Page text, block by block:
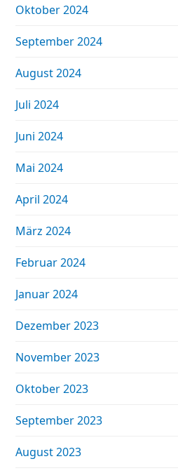
Oktober 2024
September 2024
August 2024
Juli 2024
Juni 2024
Mai 2024
April 2024
März 2024
Februar 2024
Januar 2024
Dezember 2023
November 2023
Oktober 2023
September 2023
August 2023